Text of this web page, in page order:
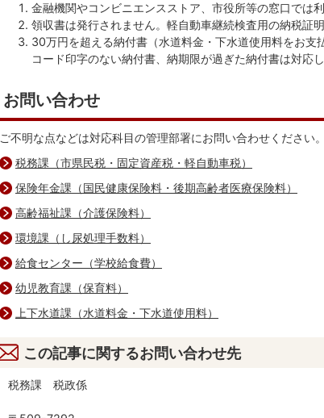
金融機関やコンビニエンスストア、市役所等の窓口では利
領収書は発行されません。軽自動車継続検査用の納税証
30万円を超える納付書（水道料金・下水道使用料をお
コード印字のない納付書、納期限が過ぎた納付書は対応し
お問い合わせ
ご不明な点などは対応科目の管理部署にお問い合わせください。
税務課（市県民税・固定資産税・軽自動車税）
保険年金課（国民健康保険料・後期高齢者医療保険料）
高齢福祉課（介護保険料）
環境課（し尿処理手数料）
給食センター（学校給食費）
幼児教育課（保育料）
上下水道課（水道料金・下水道使用料）
この記事に関するお問い合わせ先
税務課 税政係